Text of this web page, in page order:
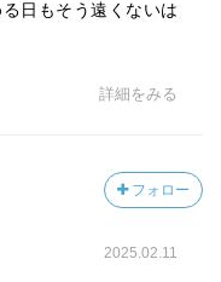
日もそう遠くないは
詳細をみる
フォロー
2025.02.11